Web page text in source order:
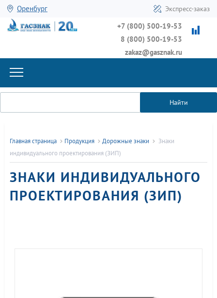
Оренбург Экспресс-заказ
+7 (800) 500-19-53
8 (800) 500-19-53
zakaz@gasznak.ru
Найти
Главная страница Продукция Дорожные знаки
Знаки
индивидуального проектирования (ЗИП)
ЗНАКИ ИНДИВИДУАЛЬНОГО
ПРОЕКТИРОВАНИЯ (ЗИП)